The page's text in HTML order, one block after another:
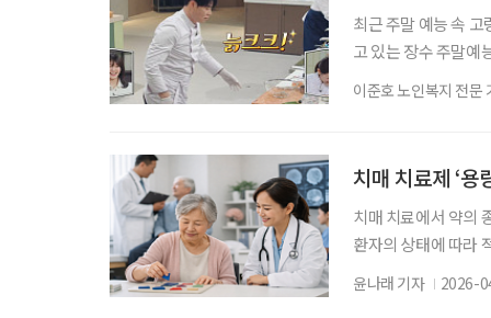
최근 주말 예능 속
고 있는 장수 주말예
점은 출연진 중 나
지석진, 놀토에선
이준호 노인복지 전문
치매 치료제 ‘용
치매 치료에서 약의
환자의 상태에 따라
특성상, 초기 투여
알츠하이머형 치매
윤나래 기자 2026-